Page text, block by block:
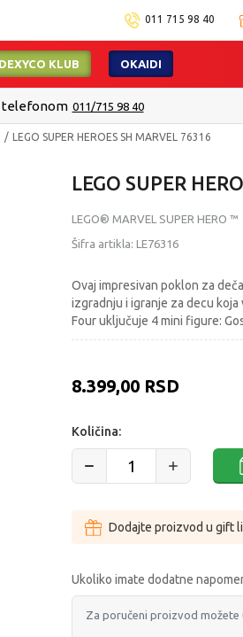
011 715 98 40
DEXYCO KLUB OKAIDI
telefonom 011/715 98 40
LEGO SUPER HEROES SH MARVEL 76316
LEGO SUPER
LEGO® MARVEL SUPER HERO ™
Šifra artikla: LE76316
Ovaj impresivan poklon za
izgradnju i igranje za decu koja
Four uključuje 4 mini figure:
8.399,00 RSD
Količina:
Dodajte proizvod u gift
Ukoliko imate dodatne